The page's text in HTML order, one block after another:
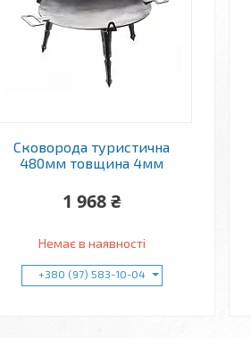
Сковорода туристична
480мм товщина 4мм
1 968 ₴
Немає в наявності
+380 (97) 583-10-04